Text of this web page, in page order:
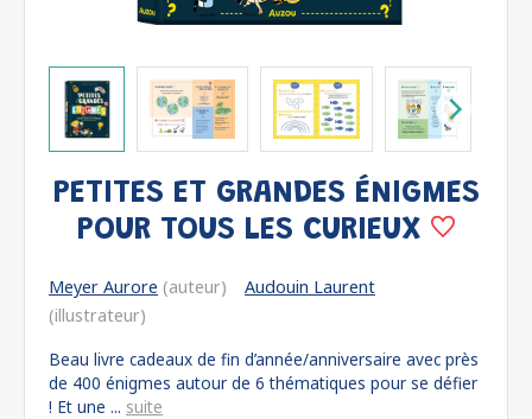
PETITES ET GRANDES ÉNIGMES
POUR TOUS LES CURIEUX
Meyer Aurore (auteur)
Audouin Laurent
(illustrateur)
Beau livre cadeaux de fin d’année/anniversaire avec près
de 400 énigmes autour de 6 thématiques pour se défier
! Et une ... suite